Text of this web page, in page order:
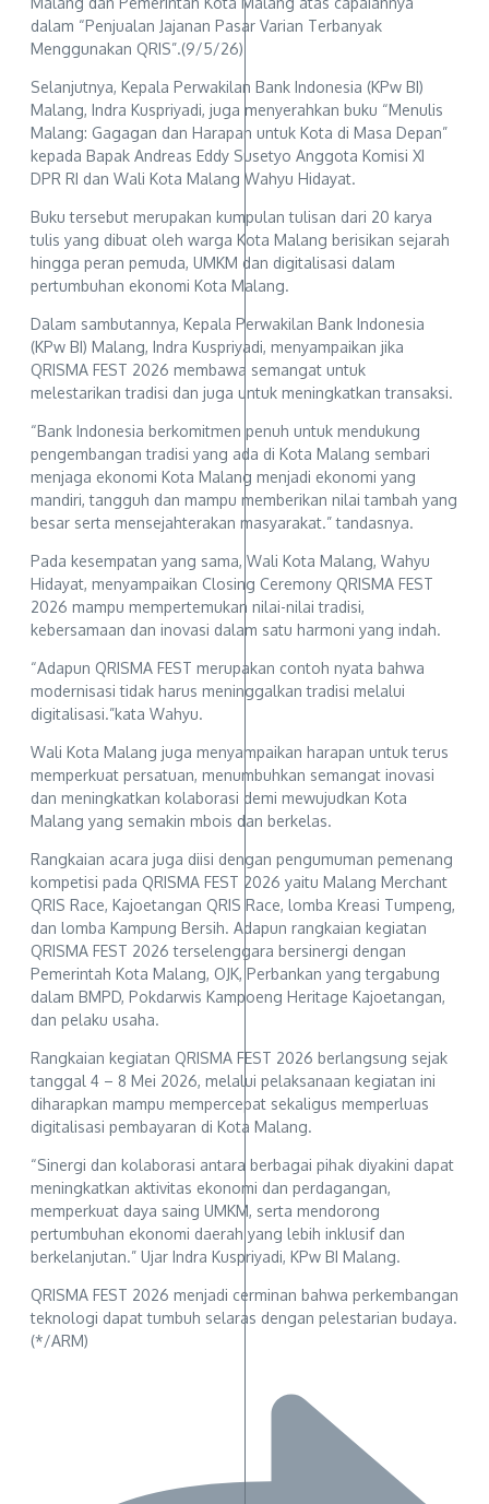
dalam “Penjualan Jajanan Pasar Varian Terbanyak
Menggunakan QRIS”.(9/5/26)
Selanjutnya, Kepala Perwakilan Bank Indonesia (KPw BI)
Malang, Indra Kuspriyadi, juga menyerahkan buku “Menulis
Malang: Gagagan dan Harapan untuk Kota di Masa Depan”
kepada Bapak Andreas Eddy Susetyo Anggota Komisi XI
DPR RI dan Wali Kota Malang Wahyu Hidayat.
Buku tersebut merupakan kumpulan tulisan dari 20 karya
tulis yang dibuat oleh warga Kota Malang berisikan sejarah
hingga peran pemuda, UMKM dan digitalisasi dalam
pertumbuhan ekonomi Kota Malang.
Dalam sambutannya, Kepala Perwakilan Bank Indonesia
(KPw BI) Malang, Indra Kuspriyadi, menyampaikan jika
QRISMA FEST 2026 membawa semangat untuk
melestarikan tradisi dan juga untuk meningkatkan transaksi.
“Bank Indonesia berkomitmen penuh untuk mendukung
pengembangan tradisi yang ada di Kota Malang sembari
menjaga ekonomi Kota Malang menjadi ekonomi yang
mandiri, tangguh dan mampu memberikan nilai tambah yang
besar serta mensejahterakan masyarakat.” tandasnya.
Pada kesempatan yang sama, Wali Kota Malang, Wahyu
Hidayat, menyampaikan Closing Ceremony QRISMA FEST
2026 mampu mempertemukan nilai-nilai tradisi,
kebersamaan dan inovasi dalam satu harmoni yang indah.
“Adapun QRISMA FEST merupakan contoh nyata bahwa
modernisasi tidak harus meninggalkan tradisi melalui
digitalisasi.”kata Wahyu.
Wali Kota Malang juga menyampaikan harapan untuk terus
memperkuat persatuan, menumbuhkan semangat inovasi
dan meningkatkan kolaborasi demi mewujudkan Kota
Malang yang semakin mbois dan berkelas.
Rangkaian acara juga diisi dengan pengumuman pemenang
kompetisi pada QRISMA FEST 2026 yaitu Malang Merchant
QRIS Race, Kajoetangan QRIS Race, lomba Kreasi Tumpeng,
dan lomba Kampung Bersih. Adapun rangkaian kegiatan
QRISMA FEST 2026 terselenggara bersinergi dengan
Pemerintah Kota Malang, OJK, Perbankan yang tergabung
dalam BMPD, Pokdarwis Kampoeng Heritage Kajoetangan,
dan pelaku usaha.
Rangkaian kegiatan QRISMA FEST 2026 berlangsung sejak
tanggal 4 – 8 Mei 2026, melalui pelaksanaan kegiatan ini
diharapkan mampu mempercepat sekaligus memperluas
digitalisasi pembayaran di Kota Malang.
“Sinergi dan kolaborasi antara berbagai pihak diyakini dapat
meningkatkan aktivitas ekonomi dan perdagangan,
memperkuat daya saing UMKM, serta mendorong
pertumbuhan ekonomi daerah yang lebih inklusif dan
berkelanjutan.” Ujar Indra Kuspriyadi, KPw BI Malang.
QRISMA FEST 2026 menjadi cerminan bahwa perkembangan
teknologi dapat tumbuh selaras dengan pelestarian budaya.
(*/ARM)